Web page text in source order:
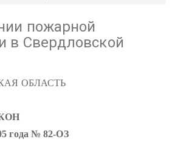
пожарной
в Свердловской
ОБЛАСТЬ
года № 82-ОЗ